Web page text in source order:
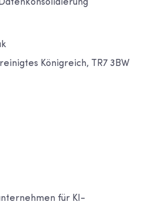
Königreich, TR7 3BW
für KI-